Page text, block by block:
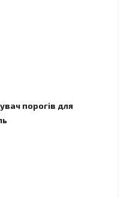
порогів для